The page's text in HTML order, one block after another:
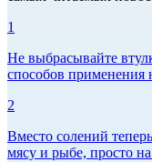
1
Не выбрасывайте
способов применения
2
Вместо солений
мясу и рыбе, просто